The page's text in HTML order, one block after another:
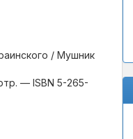
/ Мушник
— ISBN 5-265-